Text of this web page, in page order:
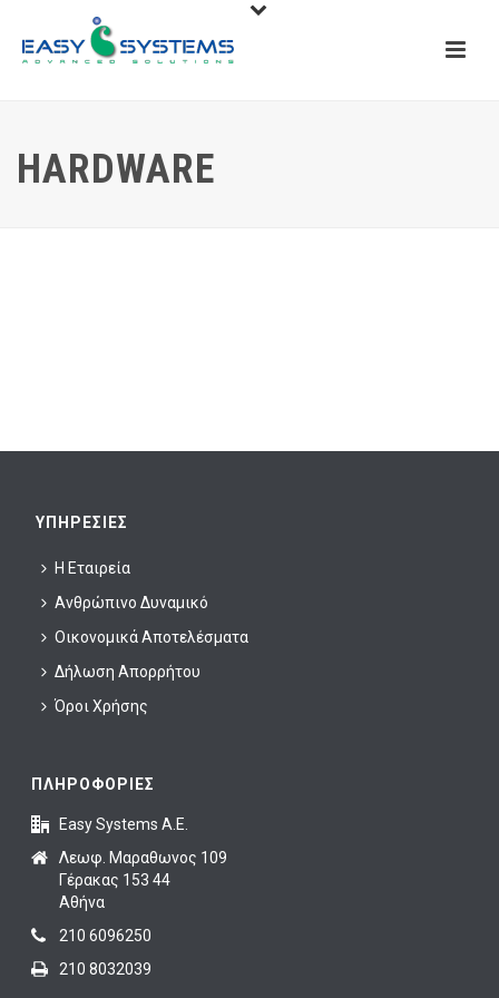
HARDWARE
ΥΠΗΡΕΣΊΕΣ
Η Εταιρεία
Ανθρώπινο Δυναμικό
Οικονομικά Αποτελέσματα
Δήλωση Απορρήτου
Όροι Χρήσης
ΠΛΗΡΟΦΟΡΙΕΣ
Easy Systems A.E.
Λεωφ. Μαραθωνος 109
Γέρακας 153 44
Αθήνα
210 6096250
210 8032039